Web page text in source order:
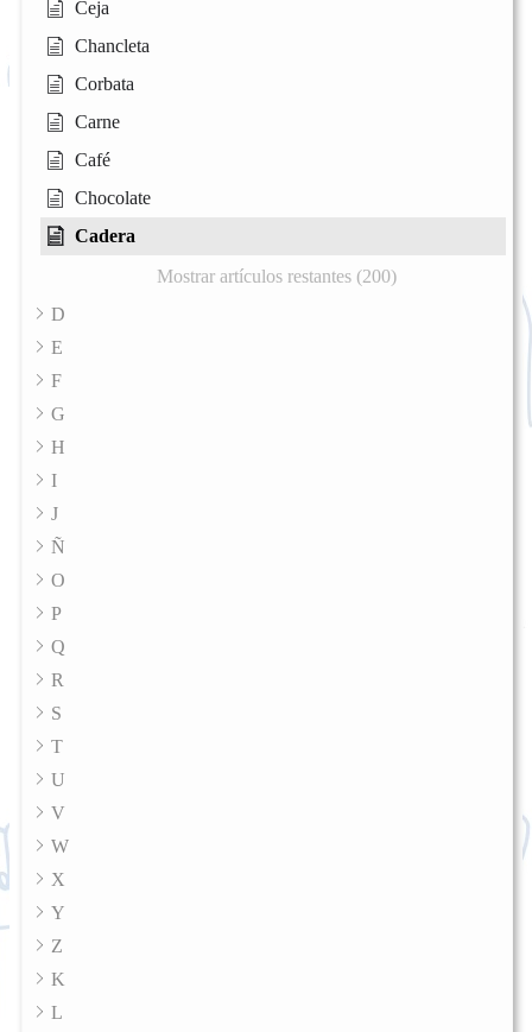
Ceja
Chancleta
Corbata
Carne
Café
Chocolate
Cadera
Mostrar artículos restantes (200)
D
E
F
G
H
I
J
Ñ
O
P
Q
R
S
T
U
V
W
X
Y
Z
K
L